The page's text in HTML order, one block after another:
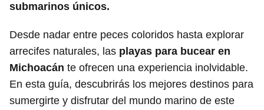
submarinos únicos.
Desde nadar entre peces coloridos hasta explorar
arrecifes naturales, las playas para bucear en
Michoacán te ofrecen una experiencia inolvidable.
En esta guía, descubrirás los mejores destinos para
sumergirte y disfrutar del mundo marino de este